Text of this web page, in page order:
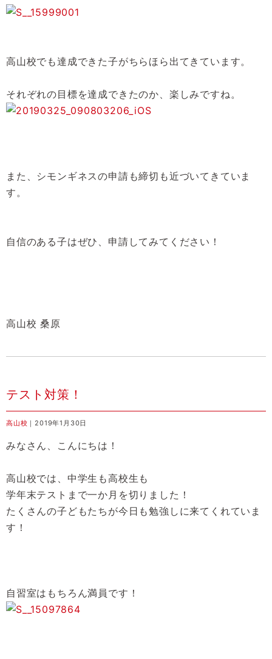
高山校でも達成できた子がちらほら出てきています。
それぞれの目標を達成できたのか、楽しみですね。
また、シモンギネスの申請も締切も近づいてきていま
す。
自信のある子はぜひ、申請してみてください！
高山校 桑原
テスト対策！
高山校 ｜2019年1月30日
みなさん、こんにちは！
高山校では、中学生も高校生も
学年末テストまで一か月を切りました！
たくさんの子どもたちが今日も勉強しに来てくれていま
す！
自習室はもちろん満員です！